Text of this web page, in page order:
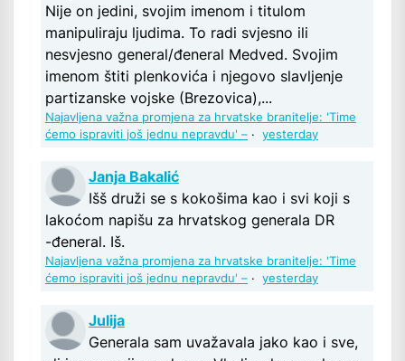
Nije on jedini, svojim imenom i titulom
manipuliraju ljudima. To radi svjesno ili
nesvjesno general/đeneral Medved. Svojim
imenom štiti plenkovića i njegovo slavljenje
partizanske vojske (Brezovica),...
Najavljena važna promjena za hrvatske branitelje: 'Time
ćemo ispraviti još jednu nepravdu' – · yesterday
Janja Bakalić
Išš druži se s kokošima kao i svi koji s
lakoćom napišu za hrvatskog generala DR
-đeneral. Iš.
Najavljena važna promjena za hrvatske branitelje: 'Time
ćemo ispraviti još jednu nepravdu' – · yesterday
Julija
Generala sam uvažavala jako kao i sve,